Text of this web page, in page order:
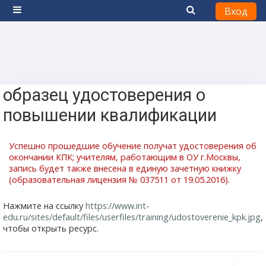
Боковая панель
Вход
образец удостоверения о
повышении квалификации
Успешно прошедшие обучение получат удостоверения об
окончании КПК; учителям, работающим в ОУ г.Москвы,
запись будет также внесена в единую зачетную книжку
(образовательная лицензия № 037511 от 19.05.2016).
Нажмите на ссылку https://www.int-
edu.ru/sites/default/files/userfiles/training/udostoverenie_kpk.jpg,
чтобы открыть ресурс.